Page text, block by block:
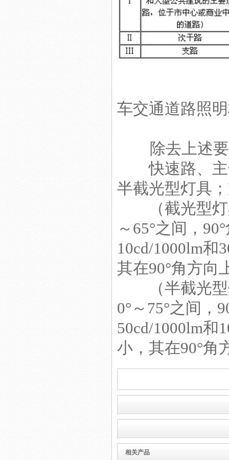
车交通道路照
除去上述要
快速路、主
半截光型灯具
（截光型灯
～65°之间，
10cd/1000lm和
其在90°角方向
（半截光型
0°～75°之间，
50cd/1000lm和
小，其在90°角
相关产品